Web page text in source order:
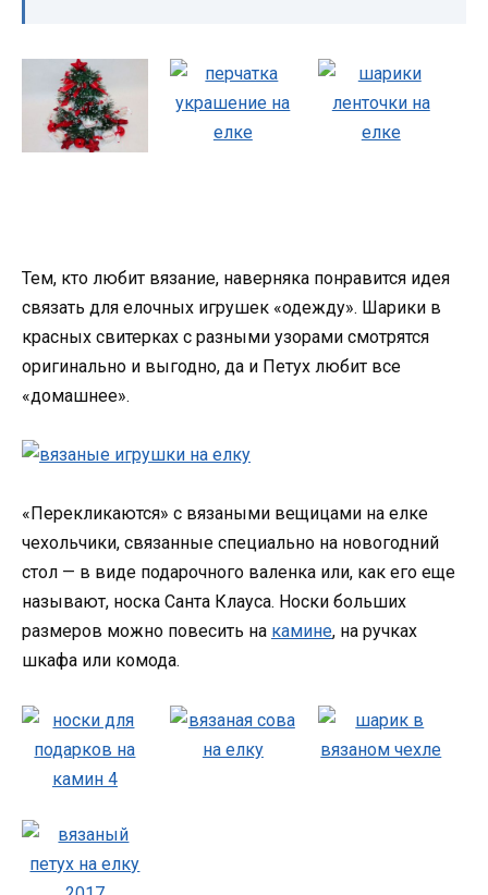
Тем, кто любит вязание, наверняка понравится идея
связать для елочных игрушек «одежду». Шарики в
красных свитерках с разными узорами смотрятся
оригинально и выгодно, да и Петух любит все
«домашнее».
«Перекликаются» с вязаными вещицами на елке
чехольчики, связанные специально на новогодний
стол — в виде подарочного валенка или, как его еще
называют, носка Санта Клауса. Носки больших
размеров можно повесить на камине, на ручках
шкафа или комода.